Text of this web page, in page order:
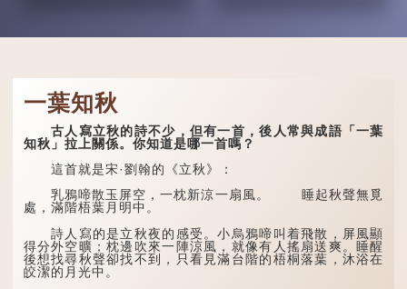
一葉知秋
古人寫立秋的詩不少，但有一首，後人常與成語「一葉
知秋」拉上關係。你知道是哪一首嗎？
這首就是宋·劉翰的《立秋》：
乳鴉啼散玉屏空，一枕新涼一扇風。 睡起秋聲無覓
處，滿階梧葉月明中。
詩人寫的是立秋夜的感受。小烏鴉啼叫着飛散，屏風顯
得分外空曠；枕邊吹來一陣涼風，就像有人搖扇送爽。睡醒
後想找尋秋聲卻找不到，只看見滿台階的梧桐落葉，沐浴在
皎潔的月光中。